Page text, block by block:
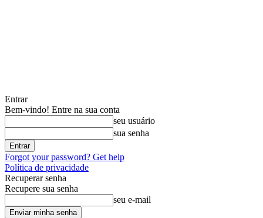
Entrar
Bem-vindo! Entre na sua conta
seu usuário
sua senha
Forgot your password? Get help
Política de privacidade
Recuperar senha
Recupere sua senha
seu e-mail